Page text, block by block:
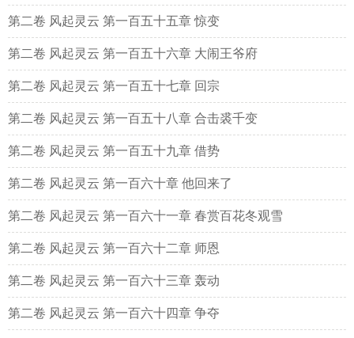
第二卷 风起灵云 第一百五十五章 惊变
第二卷 风起灵云 第一百五十六章 大闹王爷府
第二卷 风起灵云 第一百五十七章 回宗
第二卷 风起灵云 第一百五十八章 合击裘千变
第二卷 风起灵云 第一百五十九章 借势
第二卷 风起灵云 第一百六十章 他回来了
第二卷 风起灵云 第一百六十一章 春赏百花冬观雪
第二卷 风起灵云 第一百六十二章 师恩
第二卷 风起灵云 第一百六十三章 轰动
第二卷 风起灵云 第一百六十四章 争夺